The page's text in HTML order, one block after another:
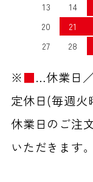
13
14
20
21
27
28
※■…休業日／
定休日(毎週火
休業日のご注
いただきます。